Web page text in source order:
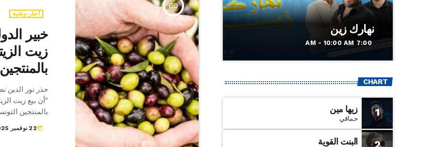
insert_link
أخبار-وطنية
خبير
زيت
حذر نور الدين
"أن بيع زيت
بالمنتجين
today22 نوفمبر 2025
نهارك زين
7:00 AM - 10:00 AM
CHART
1 زيها مين
حماقي
2 البنت القوية